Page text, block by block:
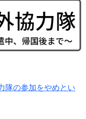
隊の参加をやめとい